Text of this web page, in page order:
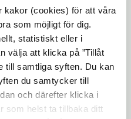
kakor (cookies) för att våra
som möjligt för dig.
statistiskt eller i
välja att klicka på ”Tillåt
till samtliga syften. Du kan
du samtycker till
och därefter klicka i
som helst ta tillbaka ditt
nytt
fönster
Öppna
i
nytt
fönster
Siljebrand (L)
ljus över